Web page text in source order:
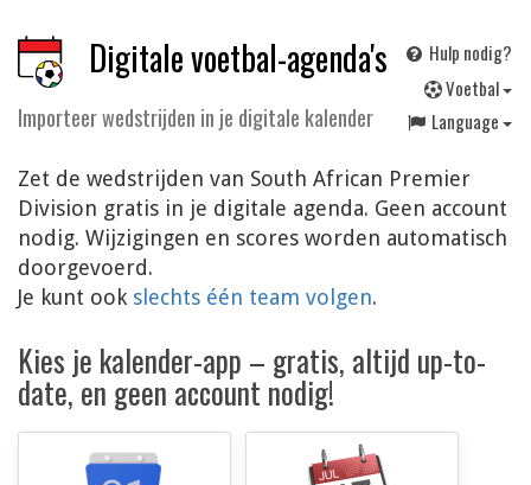
Digitale voetbal-agenda's
Importeer wedstrijden in je digitale kalender
Hulp nodig?
Voetbal
Language
Zet de wedstrijden van South African Premier
Division gratis in je digitale agenda. Geen account
nodig. Wijzigingen en scores worden automatisch
doorgevoerd.
Je kunt ook slechts één team volgen.
Kies je kalender-app – gratis, altijd up-to-
date, en geen account nodig!